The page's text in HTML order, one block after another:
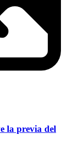
la previa del